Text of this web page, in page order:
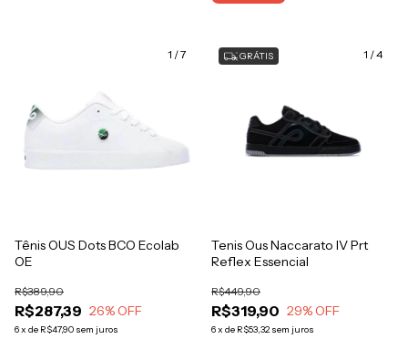
1 /7
Tênis OUS Dots BCO Ecolab
OE
R$287,39
R$389,90
26% OFF
6x de R$47,90 sem juros
1 /4
GRÁTIS
Tenis Ous Naccarato IV Prt
Reflex Essencial
R$319,90
R$449,90
29% OFF
6x de R$53,32 sem juros